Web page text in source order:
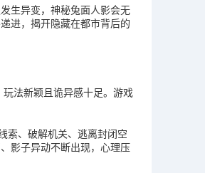
生异变，神秘兔面人影会无
进，揭开隐藏在都市背后的
法新颖且诡异感十足。游戏
索、破解机关、逃离封闭空
影子异动不断出现，心理压